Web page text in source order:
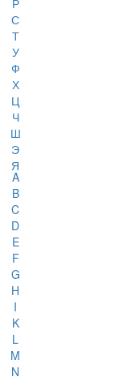
Р
С
Т
У
Ф
Х
Ц
Ч
Ш
Э
Я
A
B
C
D
E
F
G
H
I
K
L
M
N